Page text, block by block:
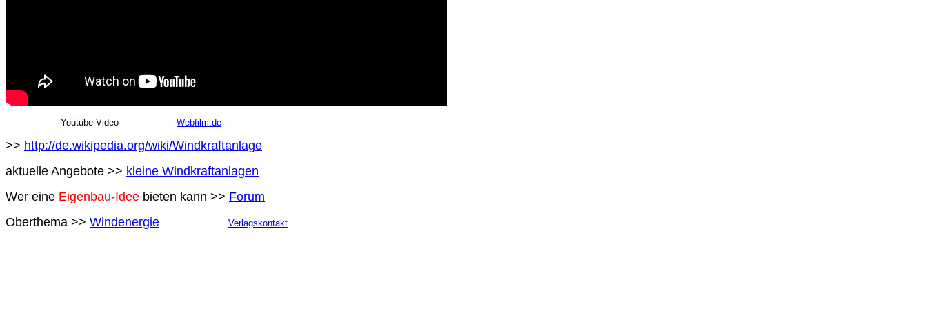
--------------------Youtube-Video---------------------Webfilm.de-----------------------------
>> http://de.wikipedia.org/wiki/Windkraftanlage
aktuelle Angebote >> kleine Windkraftanlagen
Wer eine Eigenbau-Idee bieten kann >> Forum
Oberthema >> Windenergie Verlagskontakt